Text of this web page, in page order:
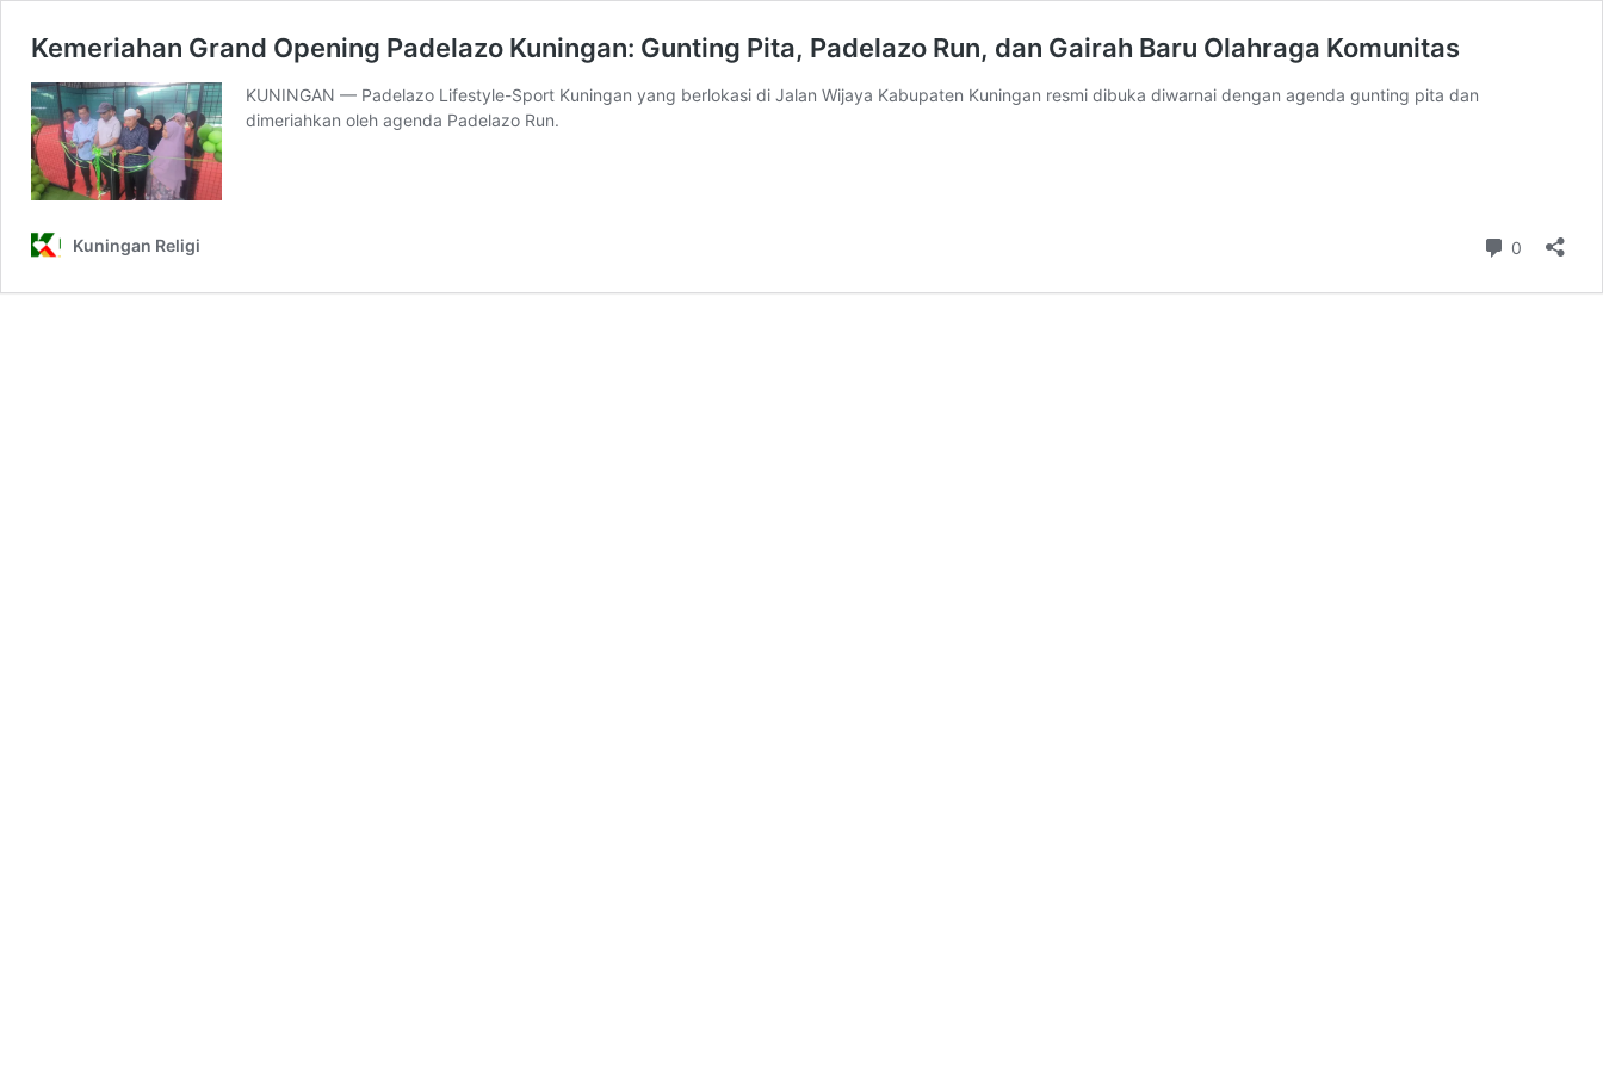
Kemeriahan Grand Opening Padelazo Kuningan: Gunting Pita, Padelazo Run, dan Gairah Baru Olahraga Komunitas
KUNINGAN — Padelazo Lifestyle-Sport Kuningan yang berlokasi di Jalan Wijaya Kabupaten Kuningan resmi dibuka diwarnai dengan agenda gunting pita dan
dimeriahkan oleh agenda Padelazo Run.
Kuningan Religi 0 Komentar